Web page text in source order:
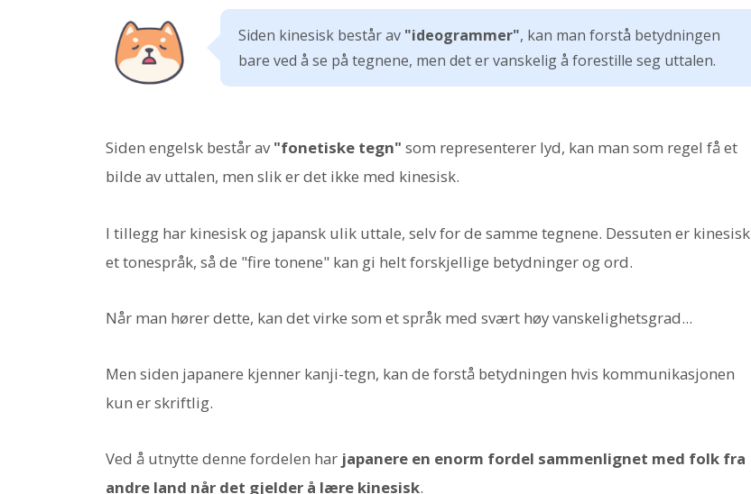
Siden kinesisk består av "ideogrammer", kan man forstå betydningen
bare ved å se på tegnene, men det er vanskelig å forestille seg uttalen.
Siden engelsk består av"fonetiske tegn" som representerer lyd, kan man som regel få et
bilde av uttalen, men slik er det ikke med kinesisk.
I tillegg har kinesisk og japansk ulik uttale, selv for de samme tegnene. Dessuten er kinesisk
et tonespråk, så de "fire tonene" kan gi helt forskjellige betydninger og ord.
Når man hører dette, kan det virke som et språk med svært høy vanskelighetsgrad...
Men siden japanere kjenner kanji-tegn, kan de forstå betydningen hvis kommunikasjonen
kun er skriftlig.
Ved å utnytte denne fordelen har japanere en enorm fordel sammenlignet med folk fra
andre land når det gjelder å lære kinesisk.